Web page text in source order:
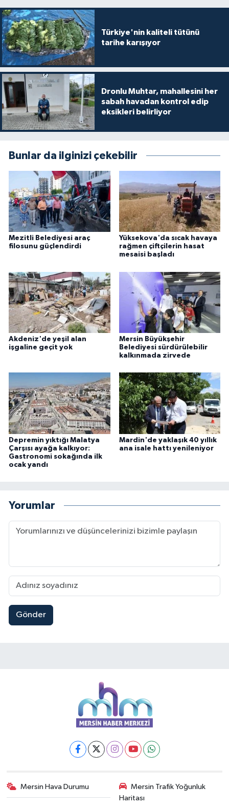
Türkiye'nin kaliteli tütünü
tarihe karışıyor
Dronlu Muhtar, mahallesini her
sabah havadan kontrol edip
eksikleri belirliyor
Bunlar da ilginizi çekebilir
Mezitli Belediyesi araç
filosunu güçlendirdi
Yüksekova'da sıcak havaya
rağmen çiftçilerin hasat
mesaisi başladı
Akdeniz'de yeşil alan
işgaline geçit yok
Mersin Büyükşehir
Belediyesi sürdürülebilir
kalkınmada zirvede
Depremin yıktığı Malatya
Çarşısı ayağa kalkıyor:
Gastronomi sokağında ilk
ocak yandı
Mardin'de yaklaşık 40 yıllık
ana isale hattı yenileniyor
Yorumlar
Gönder
Mersin Hava Durumu
Mersin Trafik Yoğunluk
Haritası